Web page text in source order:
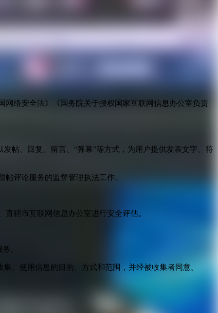
络安全法》《国务院关于授权国家互联网信息办公室负责
帖、回复、留言、“弹幕”等方式，为用户提供发表文字、符
评论服务的监督管理执法工作。
辖市互联网信息办公室进行安全评估。
。
、使用信息的目的、方式和范围，并经被收集者同意。